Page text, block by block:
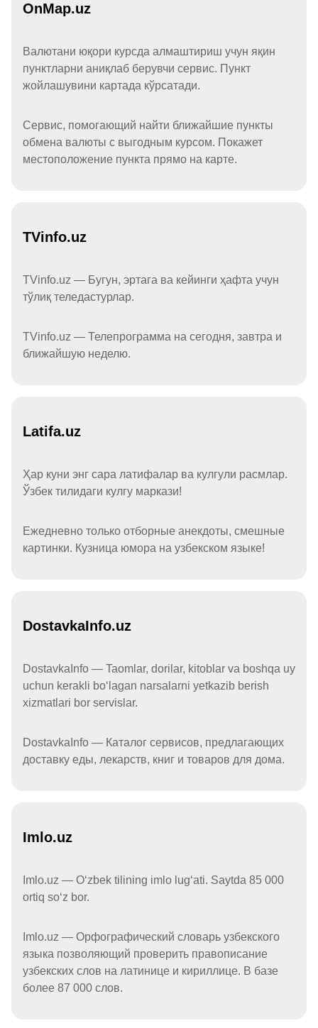
OnMap.uz
Валютани юқори курсда алмаштириш учун яқин
пунктларни аниқлаб берувчи сервис. Пункт
жойлашувини картада кўрсатади.
Сервис, помогающий найти ближайшие пункты
обмена валюты с выгодным курсом. Покажет
местоположение пункта прямо на карте.
TVinfo.uz
TVinfo.uz — Бугун, эртага ва кейинги ҳафта учун
тўлиқ теледастурлар.
TVinfo.uz — Телепрограмма на сегодня, завтра и
ближайшую неделю.
Latifa.uz
Ҳар куни энг сара латифалар ва кулгули расмлар.
Ўзбек тилидаги кулгу маркази!
Ежедневно только отборные анекдоты, смешные
картинки. Кузница юмора на узбекском языке!
DostavkaInfo.uz
DostavkaInfo — Taomlar, dorilar, kitoblar va boshqa uy
uchun kerakli boʻlagan narsalarni yetkazib berish
xizmatlari bor servislar.
DostavkaInfo — Каталог сервисов, предлагающих
доставку еды, лекарств, книг и товаров для дома.
Imlo.uz
Imlo.uz — Oʻzbek tilining imlo lugʻati. Saytda 85 000
ortiq soʻz bor.
Imlo.uz — Орфографический словарь узбекского
языка позволяющий проверить правописание
узбекских слов на латинице и кириллице. В базе
более 87 000 слов.